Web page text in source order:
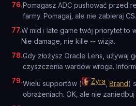
76.Pomagasz ADC pushować przed
farmy. Pomagaj, ale nie zabieraj CS.
77.W mid i late game twój priorytet to
Nie damage, nie kille -- wizja.
78.Gdy złożysz Oracle Lens, używaj
czyszczenia wardów wroga.
79.Wielu supportów ( Zyra Brand)
obrażeniach. OK, ale nie zaniedbuj